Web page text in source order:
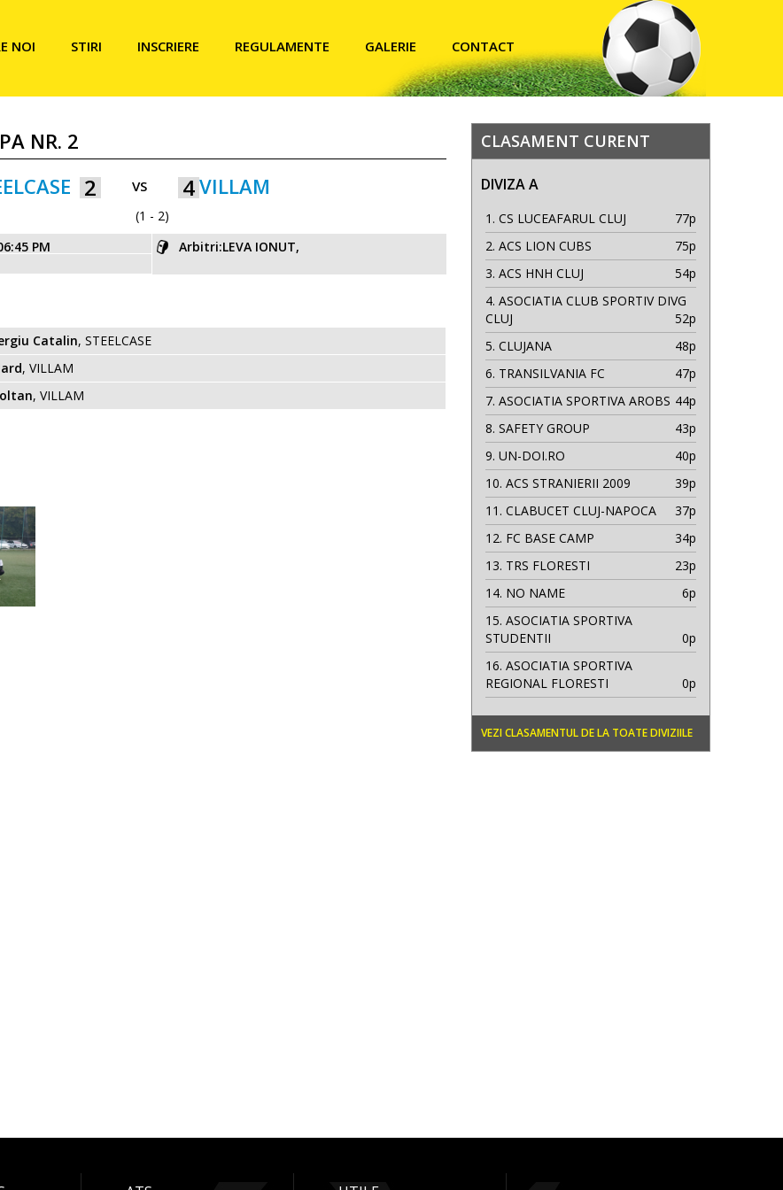
NOI STIRI INSCRIERE REGULAMENTE GALERIE CONTACT
NR. 2
2 VS 4VILLAM
(1 - 2)
PM
Arbitri:LEVA IONUT,
Catalin, STEELCASE
, VILLAM
, VILLAM
CLASAMENT CURENT
DIVIZA A
1. CS LUCEAFARUL CLUJ
77p
2. ACS LION CUBS
75p
3. ACS HNH CLUJ
54p
4. ASOCIATIA CLUB SPORTIV DIVG
CLUJ
52p
5. CLUJANA
48p
6. TRANSILVANIA FC
47p
7. ASOCIATIA SPORTIVA AROBS 44p
8. SAFETY GROUP
43p
9. UN-DOI.RO
40p
10. ACS STRANIERII 2009
39p
11. CLABUCET CLUJ-NAPOCA
37p
12. FC BASE CAMP
34p
13. TRS FLORESTI
23p
14. NO NAME
6p
15. ASOCIATIA SPORTIVA
STUDENTII
0p
16. ASOCIATIA SPORTIVA
REGIONAL FLORESTI
0p
VEZI CLASAMENTUL DE LA TOATE DIVIZIILE